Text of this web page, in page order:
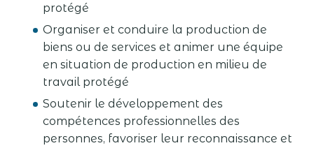
protégé
Organiser et conduire la production de
biens ou de services et animer une équipe
en situation de production en milieu de
travail protégé
Soutenir le développement des
compétences professionnelles des
personnes, favoriser leur reconnaissance et